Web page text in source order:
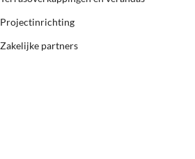
Projectinrichting
Zakelijke partners